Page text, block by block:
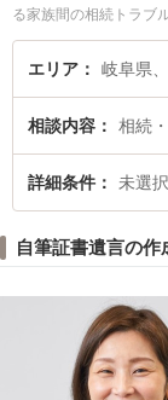
る家族間の相続トラブ
み検索もでき便利です
ィール情報や弁護士費
い』『初回相談無料で
に相談予約したい』な
エリア 岐阜県
相談内容 相続
詳細条件 未選択
自筆証書遺言の